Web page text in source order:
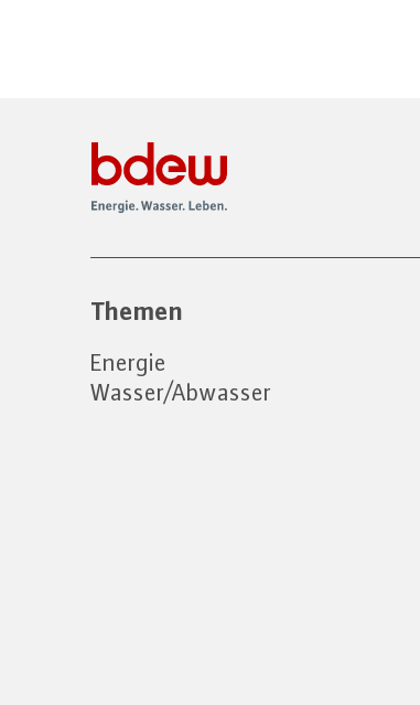
Themen
Energie
Wasser/Abwasser